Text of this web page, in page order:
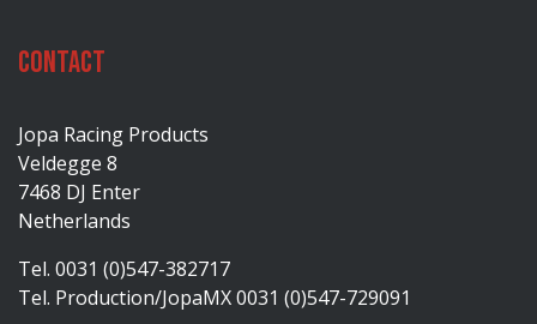
Contact
Jopa Racing Products
Veldegge 8
7468 DJ Enter
Netherlands
Tel. 0031 (0)547-382717
Tel. Production/JopaMX 0031 (0)547-729091